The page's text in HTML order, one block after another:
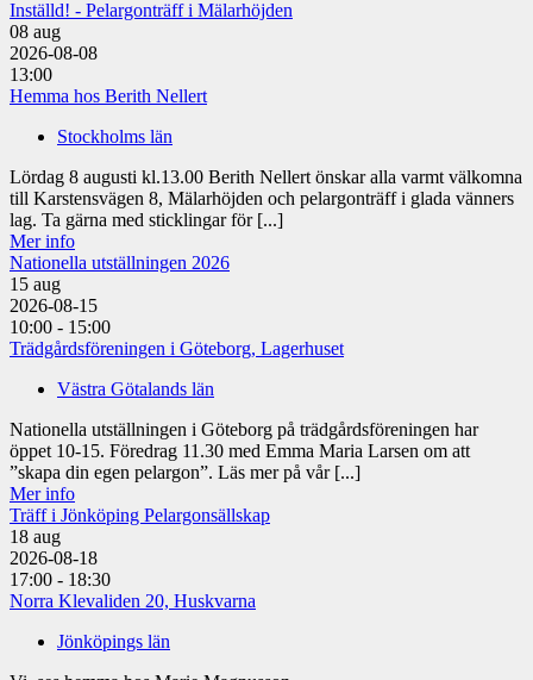
Inställd! - Pelargonträff i Mälarhöjden
08 aug
2026-08-08
13:00
Hemma hos Berith Nellert
Stockholms län
Lördag 8 augusti kl.13.00 Berith Nellert önskar alla varmt välkomna
till Karstensvägen 8, Mälarhöjden och pelargonträff i glada vänners
lag. Ta gärna med sticklingar för [...]
Mer info
Nationella utställningen 2026
15 aug
2026-08-15
10:00 - 15:00
Trädgårdsföreningen i Göteborg, Lagerhuset
Västra Götalands län
Nationella utställningen i Göteborg på trädgårdsföreningen har
öppet 10-15. Föredrag 11.30 med Emma Maria Larsen om att
”skapa din egen pelargon”. Läs mer på vår [...]
Mer info
Träff i Jönköping Pelargonsällskap
18 aug
2026-08-18
17:00 - 18:30
Norra Klevaliden 20, Huskvarna
Jönköpings län